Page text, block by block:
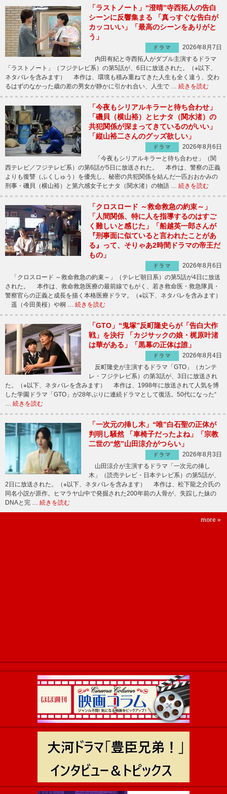
「ラストノート」“澄晴”寺西拓人の告白
シーンに反響集まる 「真っすぐな告白が
カッコいい」「最高のシーンをありがと
う」
ドラマ
2026年8月7日
内田有紀と寺西拓人がダブル主演するドラマ
「ラストノート」（フジテレビ系）の第5話が、6日に放送された。（※以下、
ネタバレを含みます） 本作は、環境も積み重ねてきた人生も全く違う、交わ
るはずのなかった歳の差の男女が静かに引かれ合い、人生で … 続きを読む
「今夜もシリアルキラーと待ち合わせ」
「磯貝（横山裕）とヒナタ（関水渚）の
共犯関係が深まってきているのがいい」
「縦山裕二さんのグッズ欲しい」
ドラマ
2026年8月6日
「今夜もシリアルキラーと待ち合わせ」（関
西テレビ／フジテレビ系）の第6話が5日に放送された。 本作は、警察の正義
よりも復讐（ふくしゅう）を優先し、秘密の共犯関係を結んだ一匹おおかみの
刑事・磯貝（横山裕）と第六感女子ヒナタ（関水渚）の物語 … 続きを読む
「クロスロード ～救命救急の約束～」
「人間関係、特に人を指導するのはすご
く難しいと感じた」「船越英一郎さんが
『刑事面に似ていると言われたことがあ
る』って、そりゃあ2時間ドラマの帝王だ
もの」
ドラマ
2026年8月6日
「クロスロード ～救命救急の約束～」（テレビ朝日系）の第5話が4日に放送
された。 本作は、救命救急医療の最前線でもがく、若き救命医・救急隊員・
警察官らの正義と成長を描く本格医療ドラマ。（※以下、ネタバレを含みます）
遥（今田美桜）や桐 … 続きを読む
「GTO」“鬼塚”反町隆史らが「告白大作
戦」を決行 「カジサックの娘・梶原叶渚
は華がある」「黒幕の正体は誰」
ドラマ
2026年8月4日
反町隆史が主演するドラマ「GTO」（カンテ
レ・フジテレビ系）の第3話が、3日に放送され
た。（※以下、ネタバレを含みます） 本作は、1998年に放送されて人気を博
した学園ドラマ「GTO」が28年ぶりに連続ドラマとして復活。50代になった“
… 続きを読む
「一次元の挿し木」“唯”白石聖の正体が
判明し騒然 「車椅子だったよね」「宗教
二世の“悠”山田涼介がつらい」
ドラマ
2026年8月3日
山田涼介が主演するドラマ「一次元の挿し
木」（読売テレビ・日本テレビ系）の第5話が、
2日に放送された。（※以下、ネタバレを含みます） 本作は、松下龍之介氏の
同名小説が原作。ヒマラヤ山中で発掘された200年前の人骨が、失踪した妹の
DNAと完 … 続きを読む
more »